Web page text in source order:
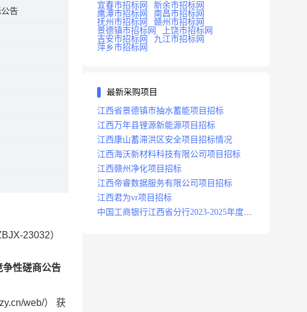
告
23032）
性磋商公告
web/） 获
宜春市招标网
新余市招标网
鹰潭市招标网
南昌市招标网
抚州市招标网
赣州市招标网
景德镇市招标网
上饶市招标网
吉安市招标网
九江市招标网
萍乡市招标网
最新采购项目
江西省景德镇市抽水蓄能项目招标
江西万年县锂源新能源项目招标
江西康山蓄滞洪区安全项目招标情况
江西海沃新材料科技有限公司项目招标
江西赣州净化项目招标
江西帝睿数据服务有限公司项目招标
江西君为vr项目招标
中国工商银行江西省分行2023-2025年度补